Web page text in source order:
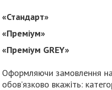
«Стандарт»
«Преміум»
«Преміум GREY»
Оформляючи замовлення
обов’язково вкажіть: